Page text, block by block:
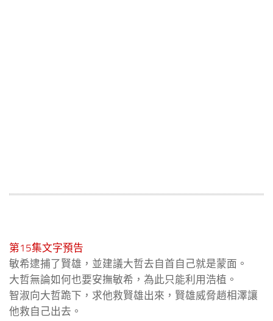
第15集文字預告
敏希逮捕了賢雄，並建議大哲去自首自己就是蒙面。
大哲無論如何也要安撫敏希，為此只能利用浩植。
智淑向大哲跪下，求他救賢雄出來，賢雄威脅趙相澤讓
他救自己出去。